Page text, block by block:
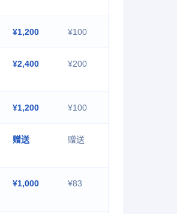
¥1,200 ¥100
¥2,400 ¥200
¥1,200 ¥100
赠送 赠送
¥1,000 ¥83